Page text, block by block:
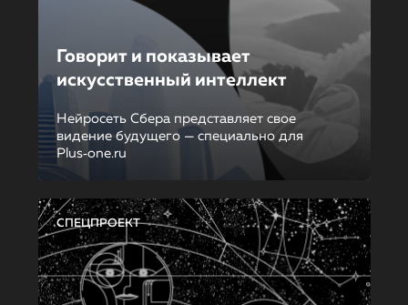
Говорит и показывает
искусственный интеллект
Нейросеть Сбера представляет свое
видение будущего — специально для
Plus‑one.ru
СПЕЦПРОЕКТ